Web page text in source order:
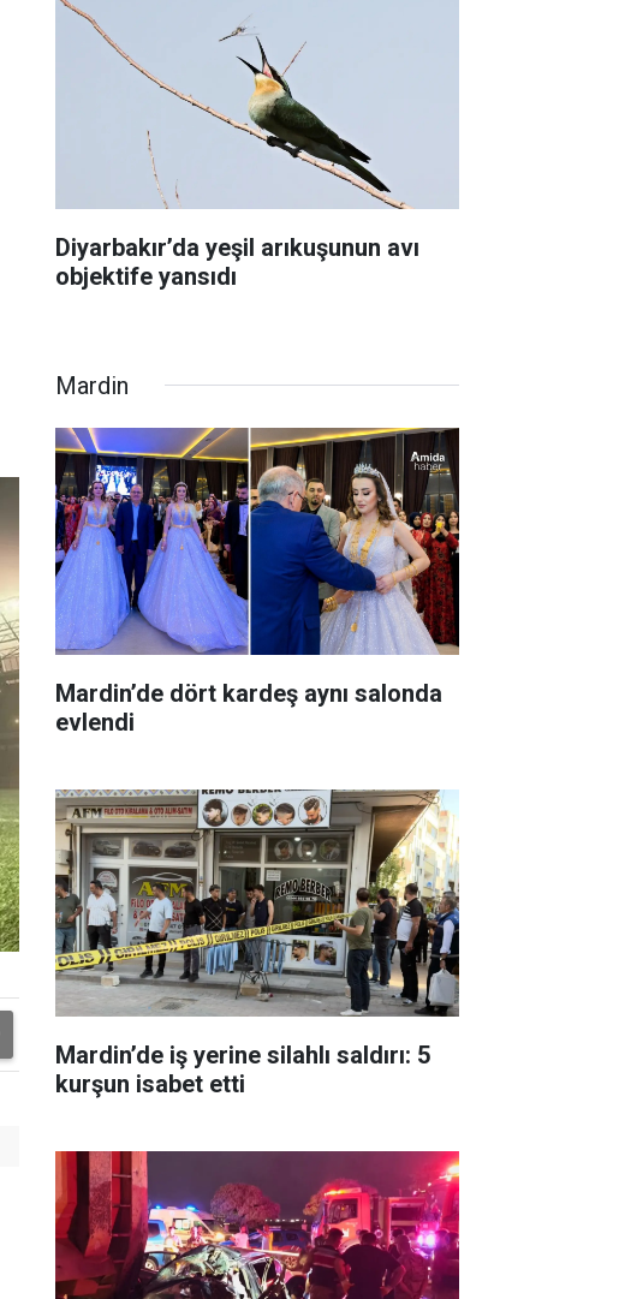
Diyarbakır’da yeşil arıkuşunun avı
objektife yansıdı
Mardin
Mardin’de dört kardeş aynı salonda
evlendi
Mardin’de iş yerine silahlı saldırı: 5
kurşun isabet etti